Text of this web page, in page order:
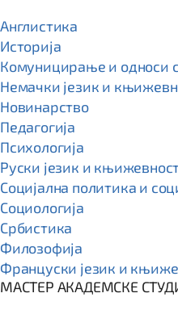
Англистика
Историја
Комуницирање и односи
Немачки језик и
Новинарство
Педагогија
Психологија
Руски језик и
Социјална политика и
Социологија
Србистика
Филозофија
Француски језик и
МАСТЕР АКАДЕМСКЕ